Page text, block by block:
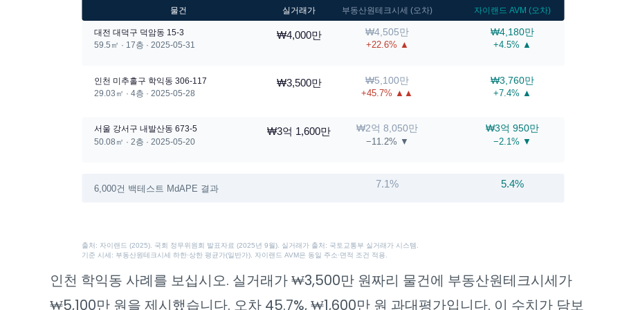
물건 실거래가 부동산원테크시세 (오차) 자이랜드 AVM (오차)
대전 대덕구 덕암동 15-3
59.5㎡ · 17층 · 2025-05-31
₩4,000만 ₩4,505만
+22.6% ▲
₩4,180만
+4.5% ▲
인천 미추홀구 학익동 306-117
29.03㎡ · 4층 · 2025-05-28
₩3,500만 ₩5,100만
+45.7% ▲▲
₩3,760만
+7.4% ▲
서울 강서구 내발산동 673-5
50.08㎡ · 2층 · 2025-05-20
₩3억 1,600만 ₩2억 8,050만
−11.2% ▼
₩3억 950만
−2.1% ▼
6,000건 백테스트 MdAPE 결과 7.1% 5.4%
출처: 자이랜드 (2025). 국회 정무위원회 발표자료 (2025년 9월). 실거래가 출처: 국토교통부 실거래가 시스템.
기준 시세: 부동산원테크시세 하한·상한 평균가(일반가). 자이랜드 AVM은 동일 주소·면적 조건 적용.
인천 학익동 사례를 보십시오. 실거래가 ₩3,500만 원짜리 물건에 부동산원테크시세가
₩5,100만 원을 제시했습니다. 오차 45.7%, ₩1,600만 원 과대평가입니다. 이 수치가 담보